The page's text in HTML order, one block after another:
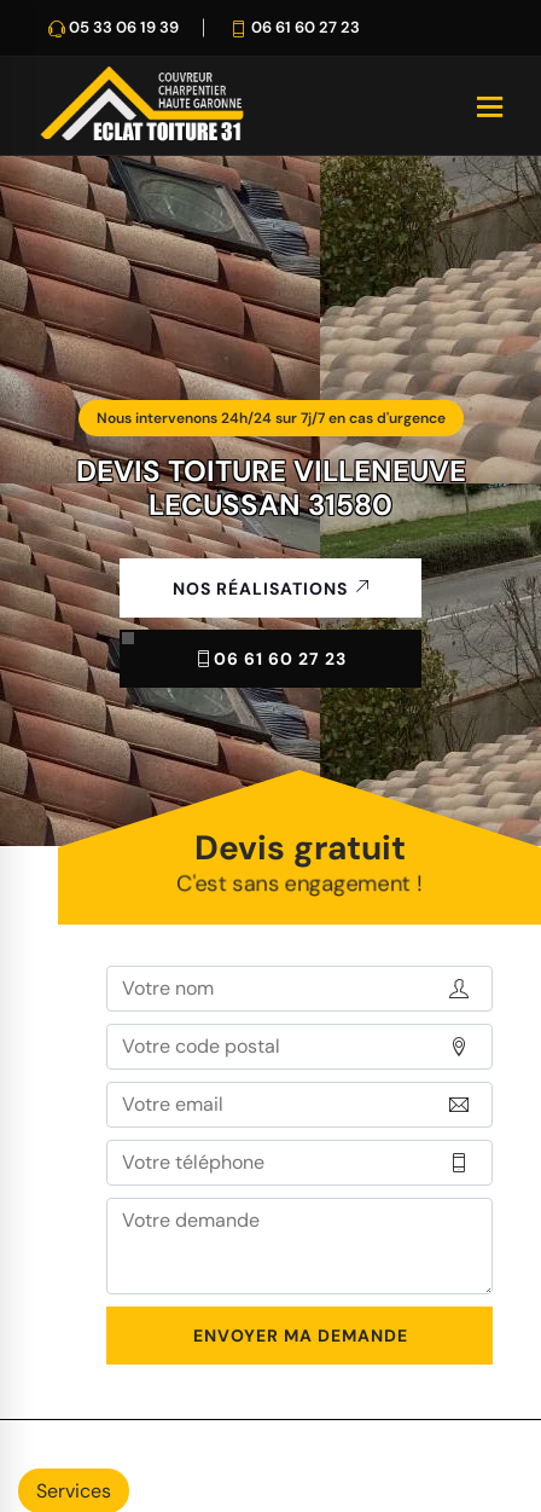
05 33 06 19 39 06 61 60 27 23
Nous intervenons 24h/24 sur 7j/7 en cas d'urgence
DEVIS TOITURE VILLENEUVE
LECUSSAN 31580
NOS RÉALISATIONS
06 61 60 27 23
Devis gratuit
C'est sans engagement !
Services